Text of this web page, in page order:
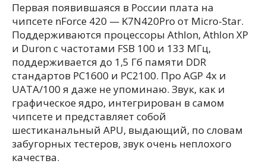
Первая появившаяся в России плата на
чипсете nForce 420 — K7N420Pro от Micro-Star.
Поддерживаются процессоры Athlon, Athlon XP
и Duron с частотами FSB 100 и 133 МГц,
поддерживается до 1,5 Гб памяти DDR
стандартов PC1600 и PC2100. Про AGP 4x и
UATA/100 я даже не упоминаю. Звук, как и
графическое ядро, интегрирован в самом
чипсете и представляет собой
шестиканальный APU, выдающий, по словам
забугорных тестеров, звук очень неплохого
качества.